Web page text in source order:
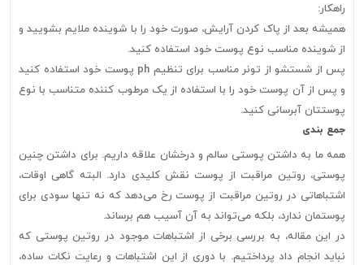
راهکار:
همیشه بعد از پاک کردن آرایش، صورت خود را با شوینده ملایم بشویید و
از شوینده مناسب نوع پوست خود استفاده کنید.
پس از شستشو از تونر مناسب برای تنظیم ph پوست خود استفاده کنید
و پس از آن پوست خود را با استفاده از یک مرطوب کننده متناسب با نوع
پوستتان آبرسانی کنید.
جمع بندی
همه ما به داشتن پوستی سالم و درخشان علاقه داریم. برای داشتن چنین
پوستی، روتین مراقبت از پوست نقش کلیدی دارد. البته گاهی اوقات،
اشتباهاتی در روتین مراقبت از پوست رخ می‌دهد که نه تنها سودی برای
پوستمان ندارد، بلکه می‌تواند به آن آسیب هم برساند.
در این مقاله، به بررسی برخی از اشتباهات موجود در روتین پوستی که
نباید انجام داد پرداختیم. با دوری از این اشتباهات و رعایت نکات ساده،